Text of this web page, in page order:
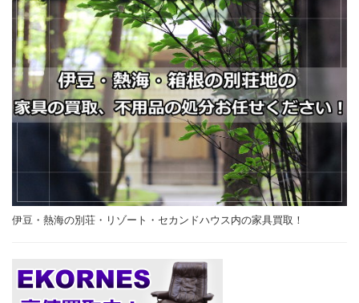
伊豆・熱海の別荘・リゾート・セカンドハウス内の家具買取！